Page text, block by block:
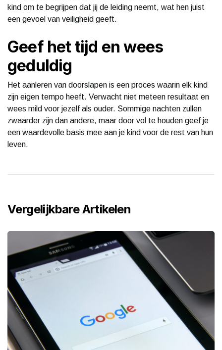
kind om te begrijpen dat jij de leiding neemt, wat hen juist
een gevoel van veiligheid geeft.
Geef het tijd en wees
geduldig
Het aanleren van doorslapen is een proces waarin elk kind
zijn eigen tempo heeft. Verwacht niet meteen resultaat en
wees mild voor jezelf als ouder. Sommige nachten zullen
zwaarder zijn dan andere, maar door vol te houden geef je
een waardevolle basis mee aan je kind voor de rest van hun
leven.
Vergelijkbare Artikelen